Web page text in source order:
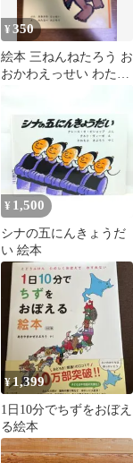
¥350
絵本 三ねんねたろう お
おかわえっせい わたな
¥ 1,500
シナの五にんきょうだ
い 絵本
¥1,399
1日10分でちずをおぼえ
る絵本